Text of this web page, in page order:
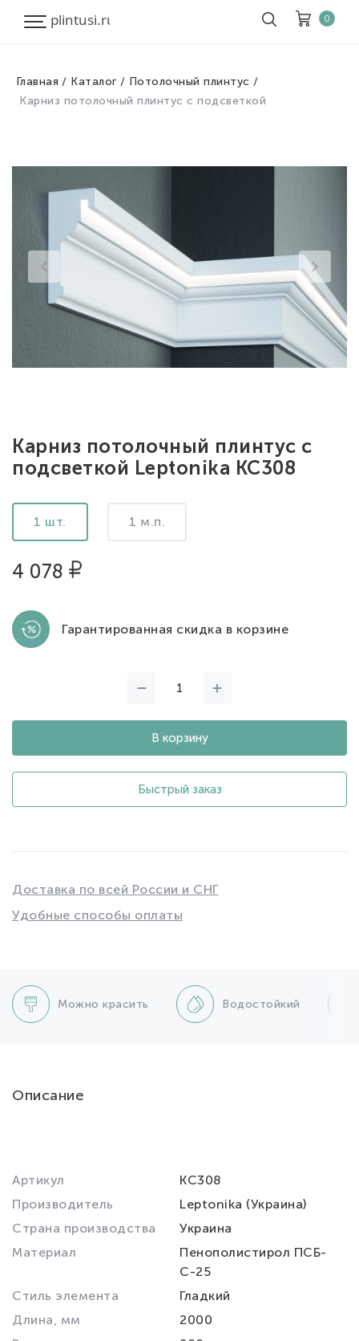
Корзина Очистить все
0
Главная Каталог
Потолочный плинтус
Карниз потолочный плинтус с подсветкой
Карниз потолочный плинтус с
подсветкой Leptonika KC308
1 шт. 1 м.п.
4 078
Гарантированная скидка в корзине
В корзину
Быстрый заказ
Доставка по всей России и СНГ
Удобные способы оплаты
Можно красить Водостойкий
Описание
Артикул
KC308
Производитель
Leptonika (Украина)
Страна производства
Украина
Материал
Пенополистирол ПСБ-
С-25
Стиль элемента
Гладкий
Длина, мм
2000